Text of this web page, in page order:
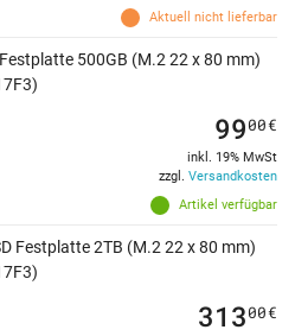
Aktuell nicht lieferbar
500GB (M.2 22 x 80 mm)
Artikel verfügbar
9900€
inkl. 19% MwSt
zzgl. Versandkosten
Festplatte 2TB (M.2 22 x 80 mm)
31300€